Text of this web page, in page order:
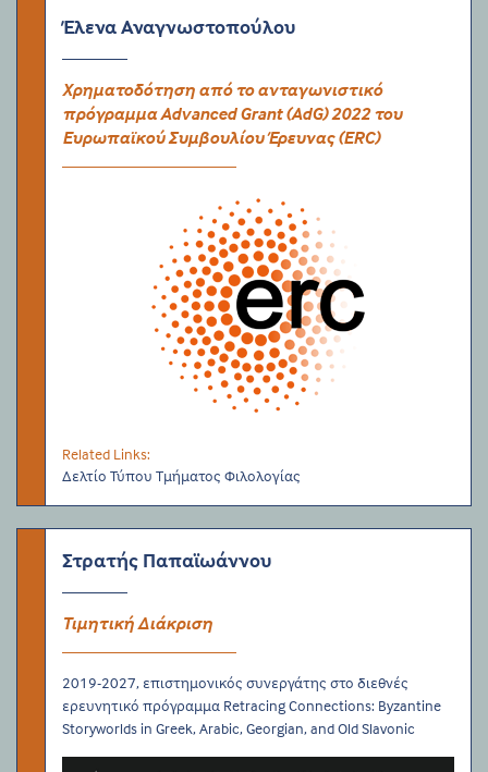
Έλενα Αναγνωστοπούλου
Χρηματοδότηση από το ανταγωνιστικό
πρόγραμμα Advanced Grant (AdG) 2022 του
Ευρωπαϊκού Συμβουλίου Έρευνας (ERC)
Related Links:
Δελτίο Τύπου Τμήματος Φιλολογίας
Στρατής Παπαϊωάννου
Τιμητική Διάκριση
2019-2027, επιστημονικός συνεργάτης στο διεθνές
ερευνητικό πρόγραμμα Retracing Connections: Byzantine
Storyworlds in Greek, Arabic, Georgian, and Old Slavonic